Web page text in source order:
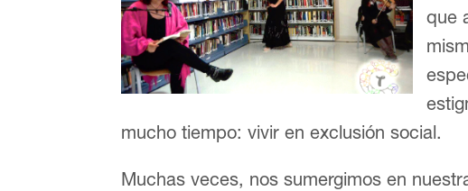
que
mucho tiempo: vivir en exclusión social.
Muchas veces, nos sumergimos en